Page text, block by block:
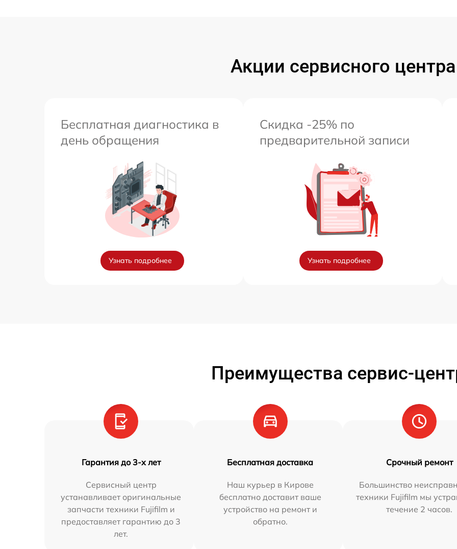
Акции сервисного центра
Бесплатная диагностика в
день обращения
Узнать подробнее
Скидка -25% по
предварительной записи
Узнать подробнее
Преимущества сервис-
Гарантия до 3-х лет
Сервисный центр
устанавливает оригинальные
запчасти техники Fujifilm и
предоставляет гарантию до 3
лет.
Бесплатная доставка
Наш курьер в Кирове
бесплатно доставит ваше
устройство на ремонт и
обратно.
Срочный ремонт
Большинство
техники Fujifilm мы
течение 2 часов.